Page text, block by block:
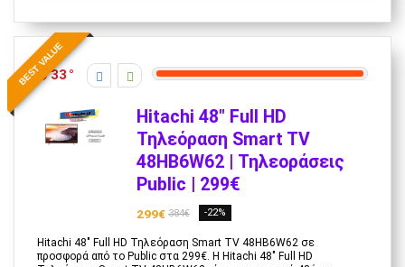
BEST VALUE
33
Hitachi 48″ Full HD
Τηλεόραση Smart TV
48HB6W62 | Τηλεοράσεις
Public | 299€
299€ 384€ -22%
Hitachi 48" Full HD Τηλεόραση Smart TV 48HB6W62 σε
προσφορά από το Public στα 299€. Η Hitachi 48" Full HD